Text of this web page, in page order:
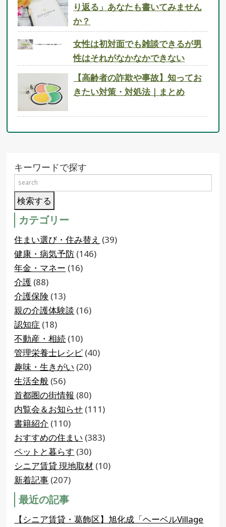
り返る」あなたも書いてみません
か？
女性は初対面でも雑談できるが男
性はそれがなかなかできない
【高齢者の詐欺や事故】知ってお
きたい対策・対処法｜まとめ
キーワードで探す
カテゴリー
住まい選び・住み替え (39)
健康・病気予防 (146)
年金・マネー (16)
介護 (88)
介護保険 (13)
親の介護体験談 (16)
認知症 (18)
不動産・相続 (10)
管理栄養士レシピ (40)
趣味・生きがい (20)
生活全般 (56)
首都圏の街情報 (80)
内覧会＆お知らせ (111)
書籍紹介 (110)
おすすめの住まい (383)
ペットと暮らす (30)
シニア賃貸 現地取材 (10)
新着記事 (207)
最近の記事
【シニア賃貸・葛飾区】旭化成「ヘーベルVillage